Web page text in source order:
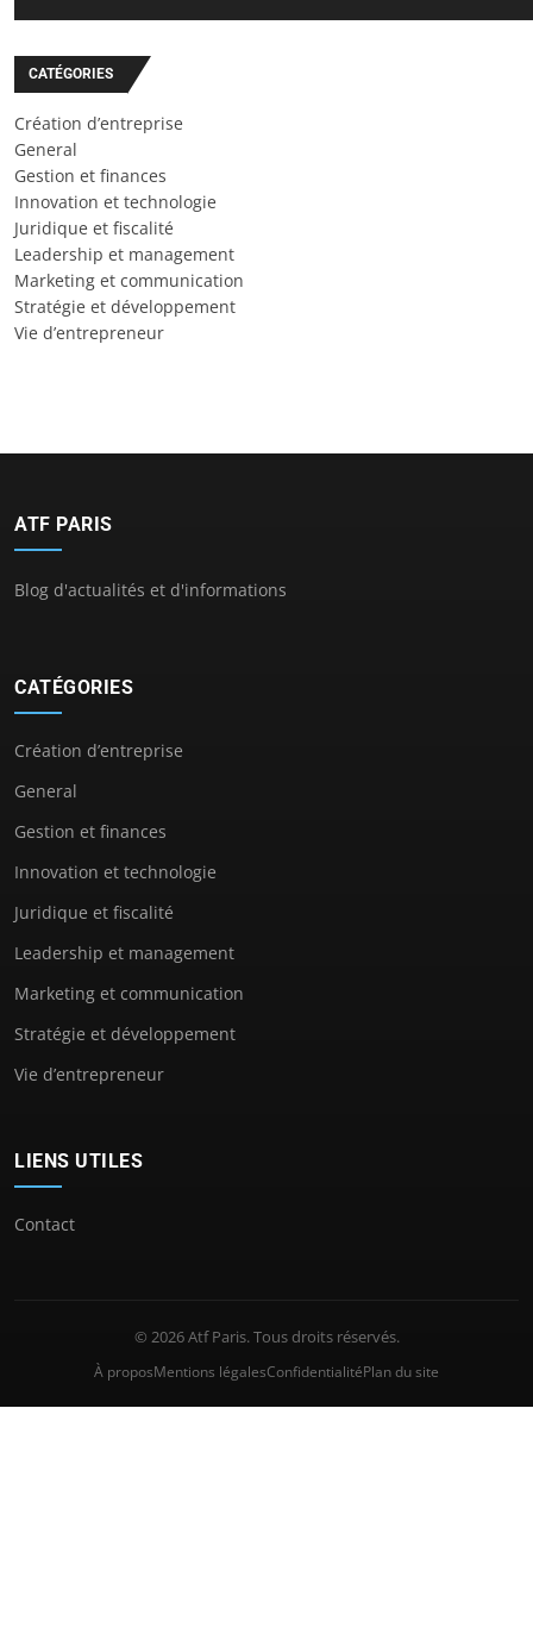
CATÉGORIES
Création d’entreprise
General
Gestion et finances
Innovation et technologie
Juridique et fiscalité
Leadership et management
Marketing et communication
Stratégie et développement
Vie d’entrepreneur
ATF PARIS
Blog d'actualités et d'informations
CATÉGORIES
Création d’entreprise
General
Gestion et finances
Innovation et technologie
Juridique et fiscalité
Leadership et management
Marketing et communication
Stratégie et développement
Vie d’entrepreneur
LIENS UTILES
Contact
© 2026 Atf Paris. Tous droits réservés.
À proposMentions légalesConfidentialitéPlan du site